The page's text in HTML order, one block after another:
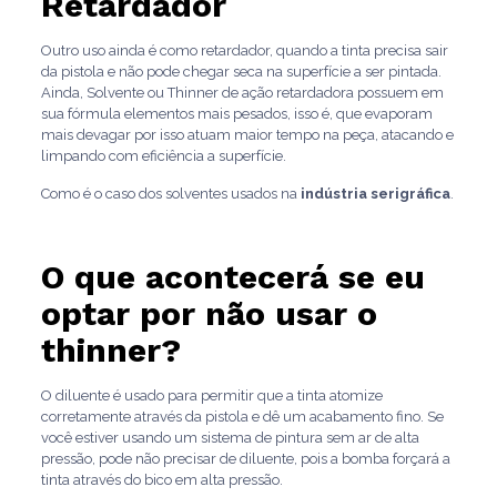
Outro uso ainda é como retardador, quando a tinta precisa sair
da pistola e não pode chegar seca na superfície a ser pintada.
Ainda, Solvente ou Thinner de ação retardadora possuem em
sua fórmula elementos mais pesados, isso é, que evaporam
mais devagar por isso atuam maior tempo na peça, atacando e
limpando com eficiência a superfície.
Como é o caso dos solventes usados na indústria serigráfica.
O que acontecerá se eu
optar por não usar o
thinner?
O diluente é usado para permitir que a tinta atomize
corretamente através da pistola e dê um acabamento fino. Se
você estiver usando um sistema de pintura sem ar de alta
pressão, pode não precisar de diluente, pois a bomba forçará a
tinta através do bico em alta pressão.